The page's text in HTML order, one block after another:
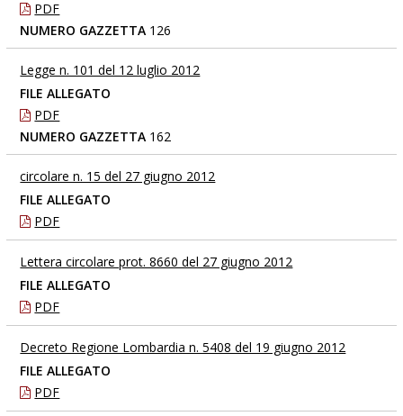
PDF
NUMERO GAZZETTA 126
Legge n. 101 del 12 luglio 2012
FILE ALLEGATO
PDF
NUMERO GAZZETTA 162
circolare n. 15 del 27 giugno 2012
FILE ALLEGATO
PDF
Lettera circolare prot. 8660 del 27 giugno 2012
FILE ALLEGATO
PDF
Decreto Regione Lombardia n. 5408 del 19 giugno 2012
FILE ALLEGATO
PDF